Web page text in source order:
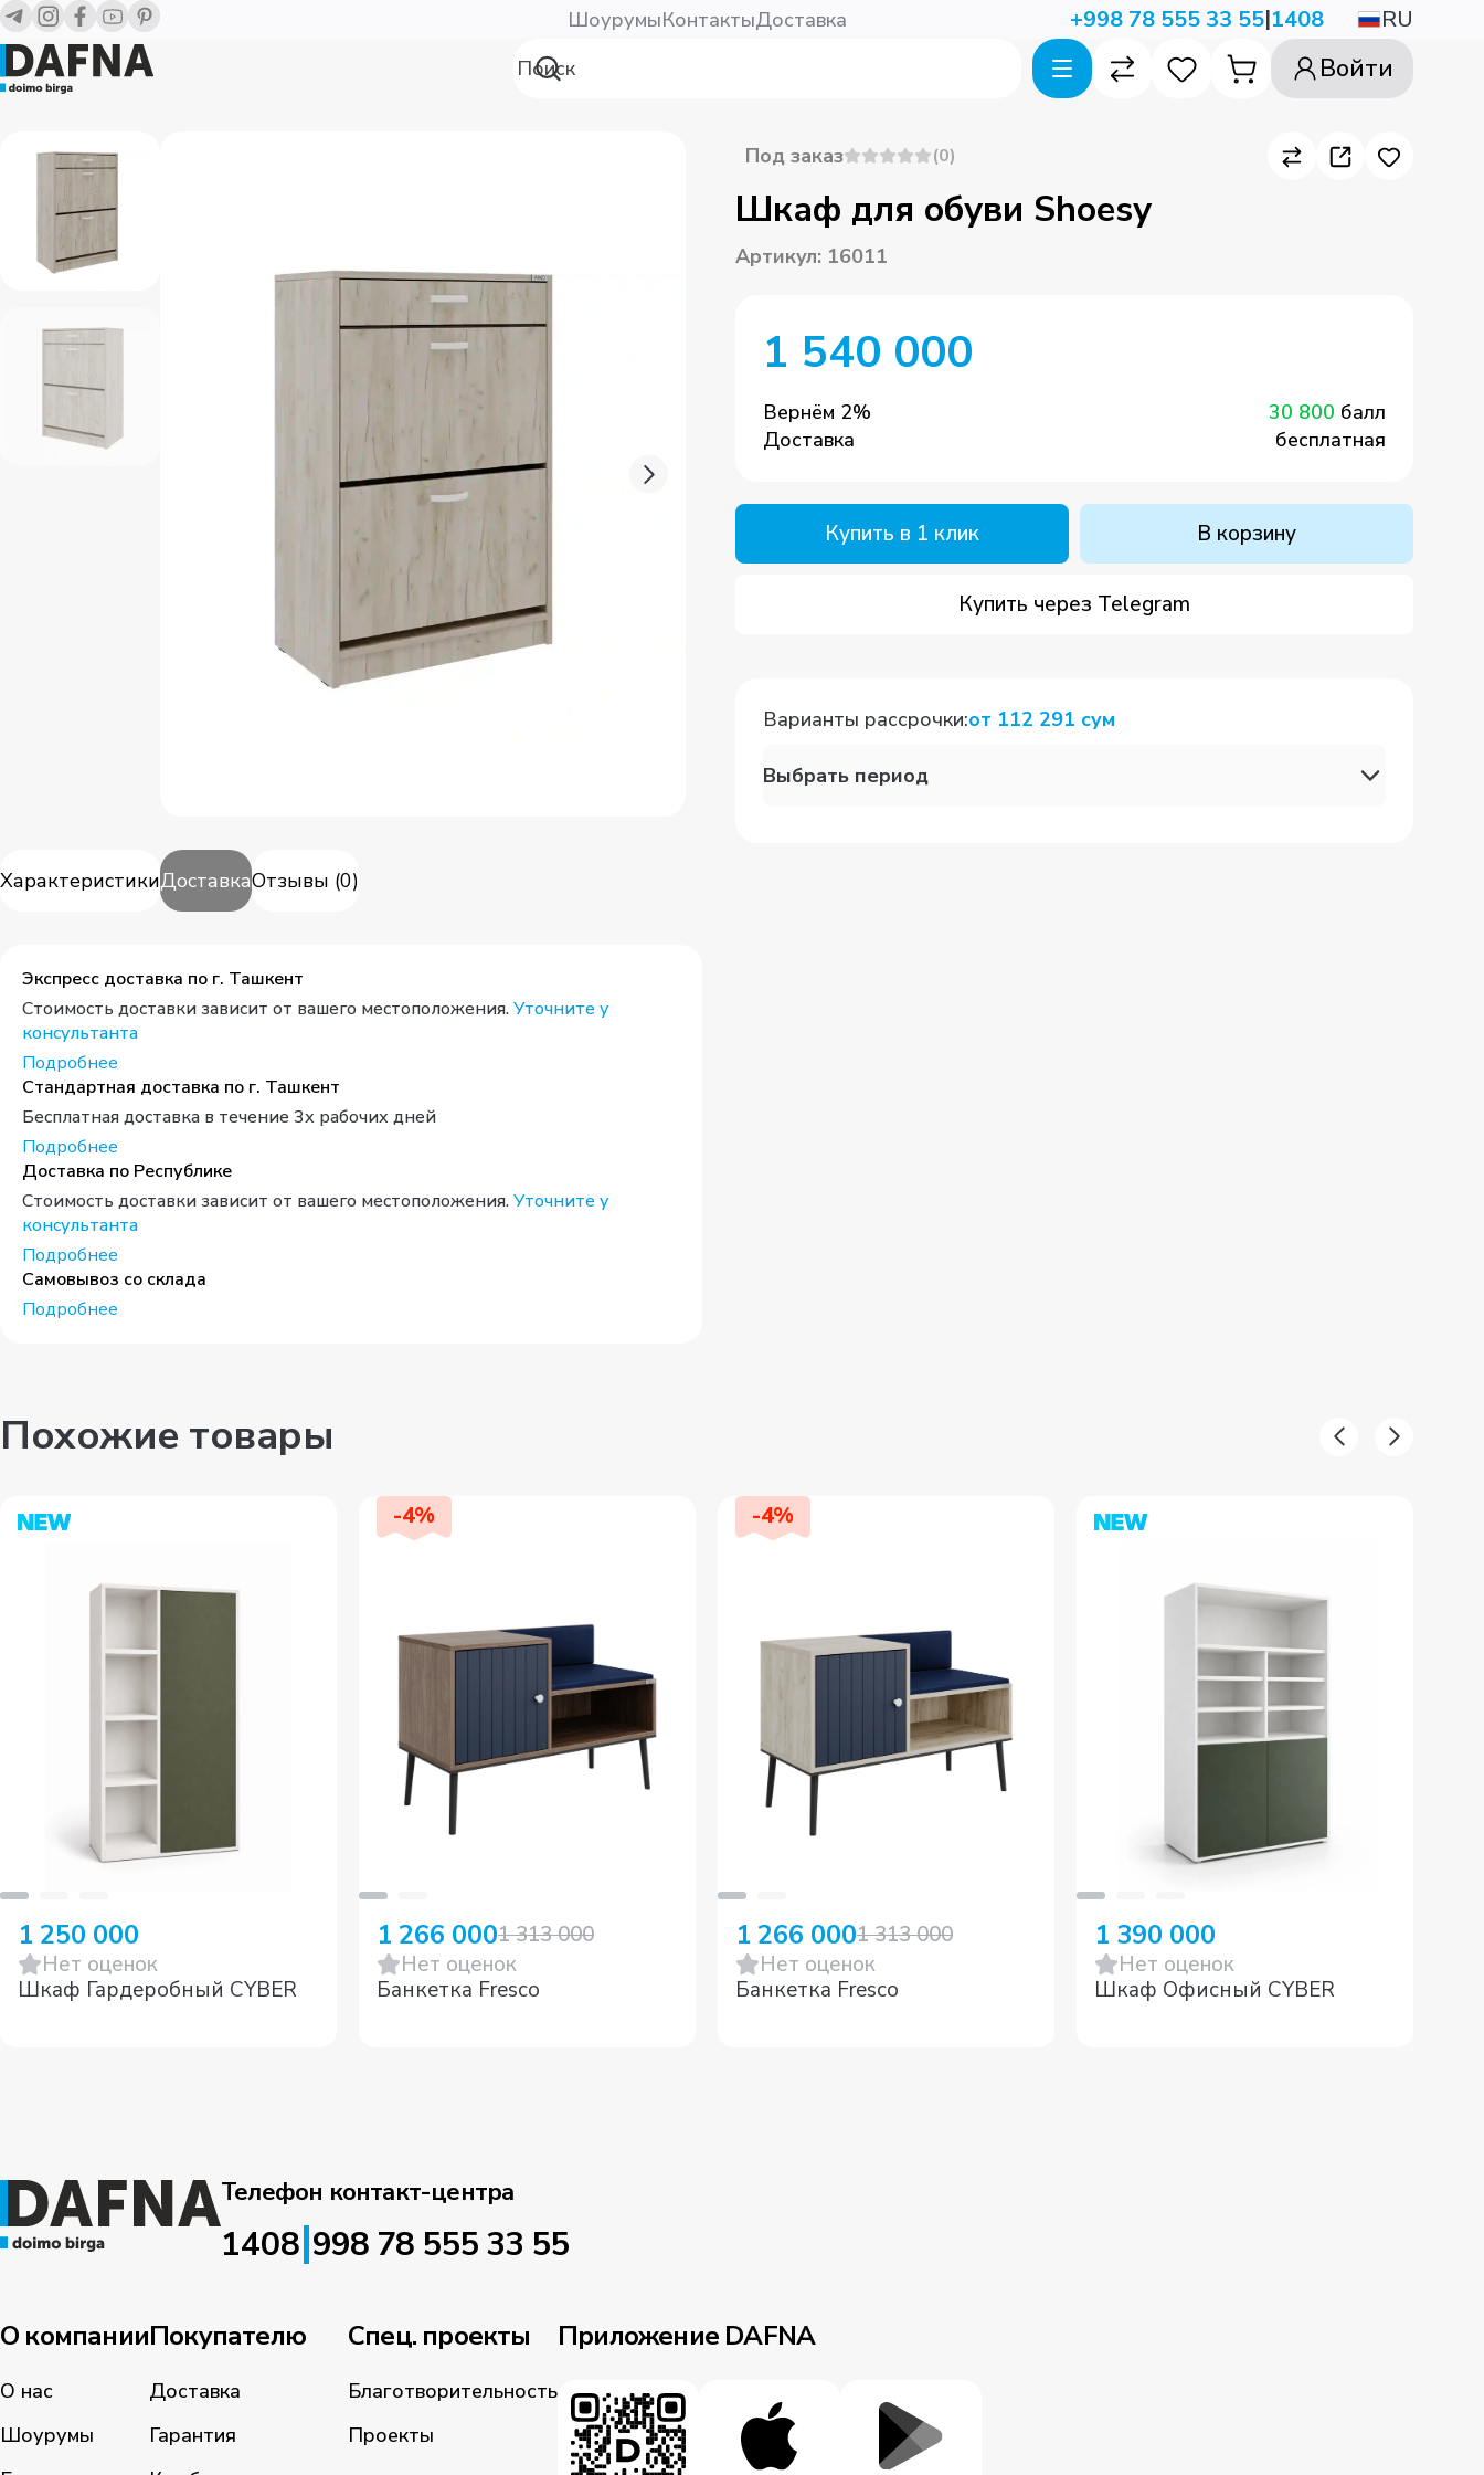
ШоурумыКонтактыДоставка +998 78 555 33 55|1408 RU
Войти
ХарактеристикиДоставкаОтзывы (0)
Экспресс доставка по г. Ташкент
Стоимость доставки зависит от вашего местоположения.Уточните у
консультанта
Подробнее
Стандартная доставка по г. Ташкент
Бесплатная доставка в течение 3х рабочих дней
Подробнее
Доставка по Республике
Стоимость доставки зависит от вашего местоположения.Уточните у
консультанта
Подробнее
Самовывоз со склада
Подробнее
Под заказ (0)
Шкаф для обуви Shoesy
Артикул: 16011
1 540 000
Вернём 2% 30 800 балл
Доставка
бесплатная
Купить в 1 клик В корзину
Купить через Telegram
Варианты рассрочки:от 112 291 сум
Выбрать период
Похожие товары
1 250 000
Нет оценок
Шкаф Гардеробный CYBER
-4%
1 266 0001 313 000
Нет оценок
Банкетка Fresco
-4%
1 266 0001 313 000
Нет оценок
Банкетка Fresco
1 390 000
Нет оценок
Шкаф Офисный CYBER
Телефон контакт-центра
1408|998 78 555 33 55
О компании
О нас
Шоурумы
Покупателю
Доставка
Гарантия
Спец. проекты
Благотворительность
Проекты
Приложение DAFNA